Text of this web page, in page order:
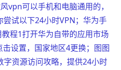
vpn可以手机和电脑通用的，
试以下24小时VPN；华为手
程1打开华为自带的应用市场
击设置，国家地区4更换；图图
资源访问攻略，提供24小时